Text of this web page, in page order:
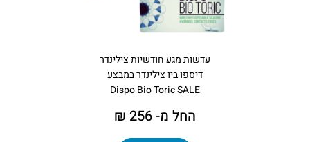
עדשות מגע חודשיות צילינדר
דיספו ביו צילינדר במבצע
Dispo Bio Toric SALE
החל מ- 256 ₪